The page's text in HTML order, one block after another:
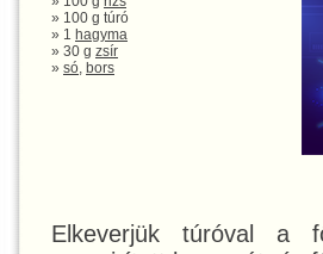
» 100 g túró
» 1 hagyma
» 30 g zsír
» só, bors
Elkeverjük túróval